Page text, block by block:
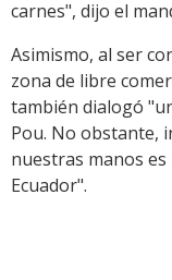
carnes", dijo el
Asimismo, al ser
zona de libre
también dialogó
Pou. No obstante,
nuestras manos
Ecuador".